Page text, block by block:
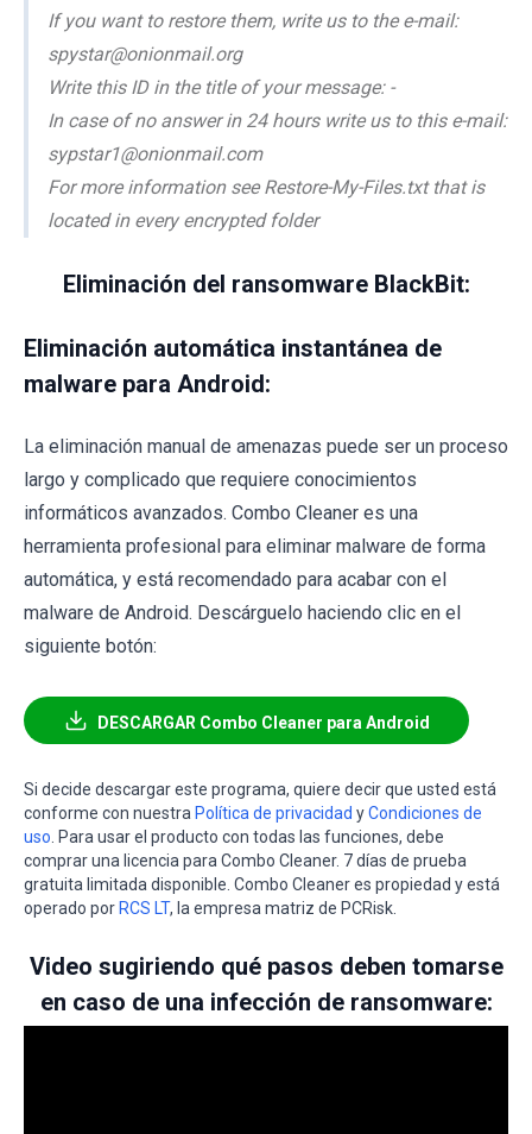
If you want to restore them, write us to the e-mail:
spystar@onionmail.org
Write this ID in the title of your message: -
In case of no answer in 24 hours write us to this e-mail:
sypstar1@onionmail.com
For more information see Restore-My-Files.txt that is
located in every encrypted folder
Eliminación del ransomware BlackBit:
Eliminación automática instantánea de
malware para Android:
La eliminación manual de amenazas puede ser un proceso
largo y complicado que requiere conocimientos
informáticos avanzados. Combo Cleaner es una
herramienta profesional para eliminar malware de forma
automática, y está recomendado para acabar con el
malware de Android. Descárguelo haciendo clic en el
siguiente botón:
DESCARGAR Combo Cleaner para Android
Si decide descargar este programa, quiere decir que usted está
conforme con nuestra Política de privacidad yCondiciones de
uso . Para usar el producto con todas las funciones, debe
comprar una licencia para Combo Cleaner. 7 días de prueba
gratuita limitada disponible. Combo Cleaner es propiedad y está
operado por RCS LT, la empresa matriz de PCRisk.
Video sugiriendo qué pasos deben tomarse
en caso de una infección de ransomware: